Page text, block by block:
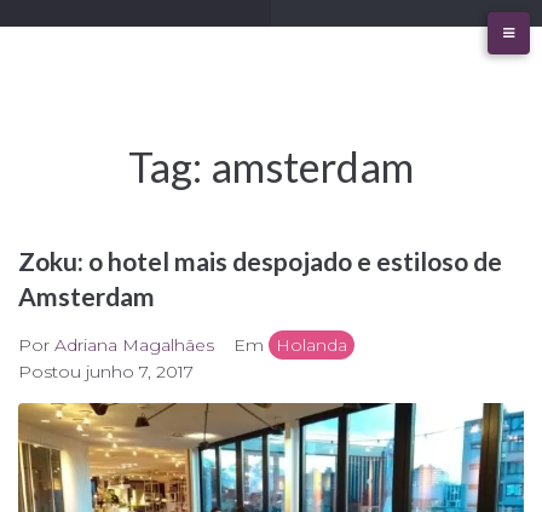
Tag: amsterdam
Zoku: o hotel mais despojado e estiloso de
Amsterdam
Por Adriana Magalhães Em
Holanda
Postou junho 7, 2017